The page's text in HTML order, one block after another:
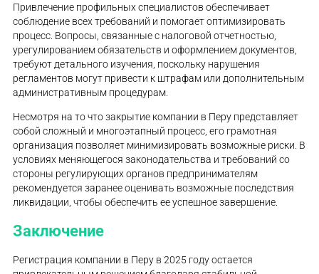
Привлечение профильных специалистов обеспечивает
соблюдение всех требований и помогает оптимизировать
процесс. Вопросы, связанные с налоговой отчетностью,
урегулированием обязательств и оформлением документов,
требуют детального изучения, поскольку нарушения
регламентов могут привести к штрафам или дополнительным
административным процедурам.
Несмотря на то что закрытие компании в Перу представляет
собой сложный и многоэтапный процесс, его грамотная
организация позволяет минимизировать возможные риски. В
условиях меняющегося законодательства и требований со
стороны регулирующих органов предпринимателям
рекомендуется заранее оценивать возможные последствия
ликвидации, чтобы обеспечить ее успешное завершение.
Заключение
Регистрация компании в Перу в 2025 году остается